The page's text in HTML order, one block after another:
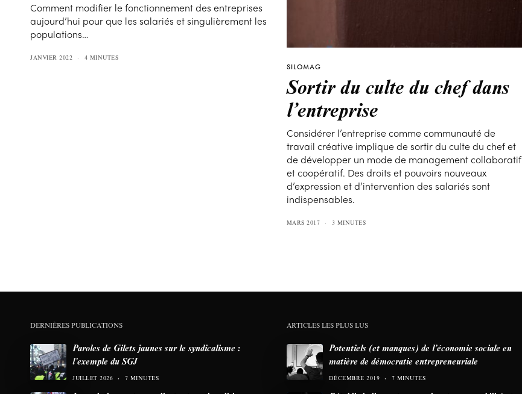
Comment modifier le fonctionnement des entreprises
aujourd’hui pour que les salariés et singulièrement les
populations…
JANVIER 2022 4 MINUTES
SILOMAG
Sortir du culte du chef dans
l’entreprise
Considérer l’entreprise comme communauté de
travail créative implique de sortir du culte du chef et
de développer un mode de management collaboratif
et coopératif. Des droits et pouvoirs nouveaux
d’expression et d’intervention des salariés sont
indispensables.
MARS 2017 3 MINUTES
DERNIÈRES PUBLICATIONS
Paroles de Gilets jaunes sur le syndicalisme :
l’exemple du SGJ
JUILLET 2026 7 MINUTES
ARTICLES LES PLUS LUS
Potentiels (et manques) de l’économie sociale en
matière de démocratie entrepreneuriale
DÉCEMBRE 2019 7 MINUTES